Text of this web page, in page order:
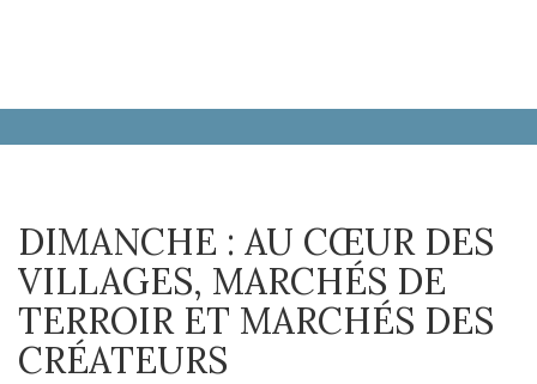
DIMANCHE : AU CŒUR DES
VILLAGES, MARCHÉS DE
TERROIR ET MARCHÉS DES
CRÉATEURS